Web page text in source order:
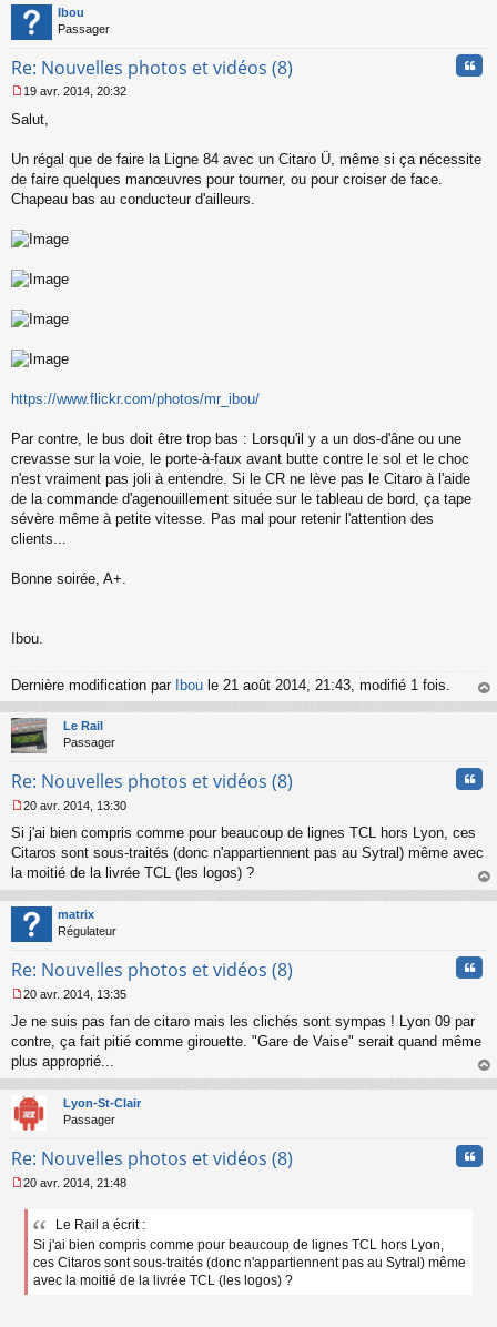
e
n
n
u
Ibou
Passager
Re: Nouvelles photos et vidéos (8)
e
s
g
e
o
l
u
19 avr. 2014, 20:32
Salut,
Un régal que de faire la Ligne 84 avec un Citaro Ü, même si ça nécessite
de faire quelques manœuvres pour tourner, ou pour croiser de face.
Chapeau bas au conducteur d'ailleurs.
https://www.flickr.com/photos/mr_ibou/
Par contre, le bus doit être trop bas : Lorsqu'il y a un dos-d'âne ou une
crevasse sur la voie, le porte-à-faux avant butte contre le sol et le choc
n'est vraiment pas joli à entendre. Si le CR ne lève pas le Citaro à l'aide
de la commande d'agenouillement située sur le tableau de bord, ça tape
sévère même à petite vitesse. Pas mal pour retenir l'attention des
clients...
Bonne soirée, A+.
Ibou.
Dernière modification par Ibou le 21 août 2014, 21:43, modifié 1 fois.
au
Le Rail
Passager
Re: Nouvelles photos et vidéos (8)
e
s
s
g
e
n
n
u
20 avr. 2014, 13:30
Si j'ai bien compris comme pour beaucoup de lignes TCL hors Lyon, ces
Citaros sont sous-traités (donc n'appartiennent pas au Sytral) même avec
la moitié de la livrée TCL (les logos) ?
au
matrix
Régulateur
Re: Nouvelles photos et vidéos (8)
e
s
s
g
e
n
n
u
20 avr. 2014, 13:35
Je ne suis pas fan de citaro mais les clichés sont sympas ! Lyon 09 par
contre, ça fait pitié comme girouette. "Gare de Vaise" serait quand même
plus approprié...
au
Lyon-St-Clair
Passager
Re: Nouvelles photos et vidéos (8)
e
e
20 avr. 2014, 21:48
Le Rail a écrit :
Si j'ai bien compris comme pour beaucoup de lignes TCL hors Lyon,
ces Citaros sont sous-traités (donc n'appartiennent pas au Sytral) même
avec la moitié de la livrée TCL (les logos) ?